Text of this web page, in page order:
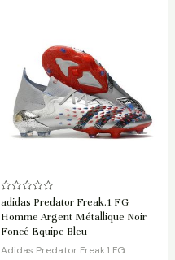
Note
sur
5
adidas Predator Freak.1 FG
Homme Argent Métallique Noir
Foncé Equipe Bleu
Adidas Predator Freak.1 FG